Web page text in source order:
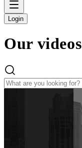
Login
Our videos